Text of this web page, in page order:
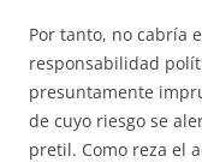
Por tanto, no cabría
responsabilidad
presuntamente
de cuyo riesgo se
pretil. Como reza el